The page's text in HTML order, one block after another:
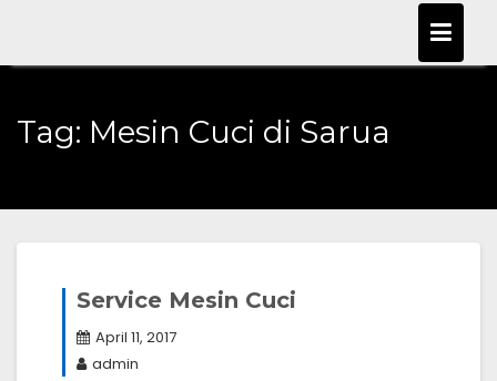
content
Tag: Mesin Cuci di Sarua
Service Mesin Cuci
April 11, 2017
admin